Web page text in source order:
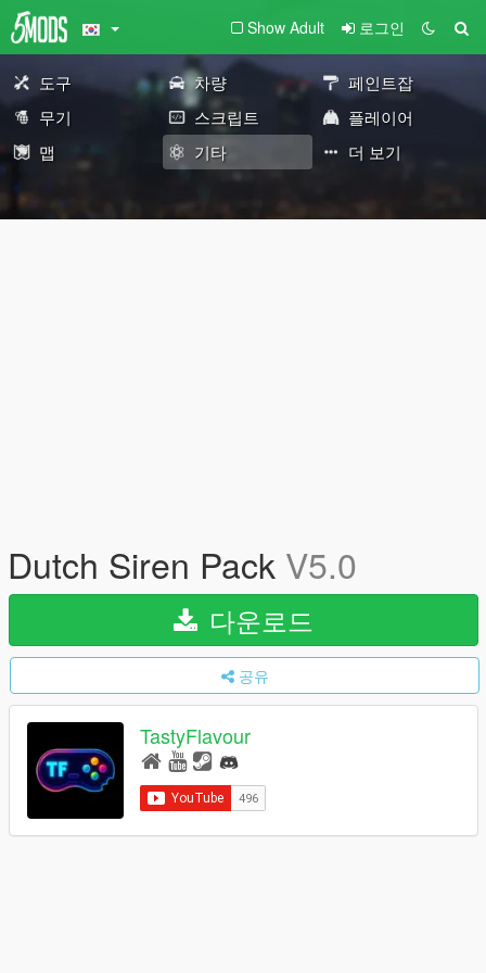
Show Adult 로그인
도구 차량
페인트잡
무기
스크립트
플레이어
맵
기타 더 보기
Dutch Siren Pack V5.0
다운로드
공유
TastyFlavour